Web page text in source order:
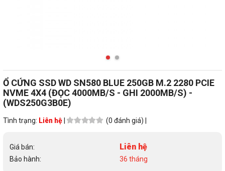
Ổ CỨNG SSD WD SN580 BLUE 250GB M.2 2280 PCIE
NVME 4X4 (ĐỌC 4000MB/S - GHI 2000MB/S) -
(WDS250G3B0E)
Tình trạng: Liên hệ (0 đánh giá) |
Giá bán: Liên hệ
Bảo hành: 36 tháng